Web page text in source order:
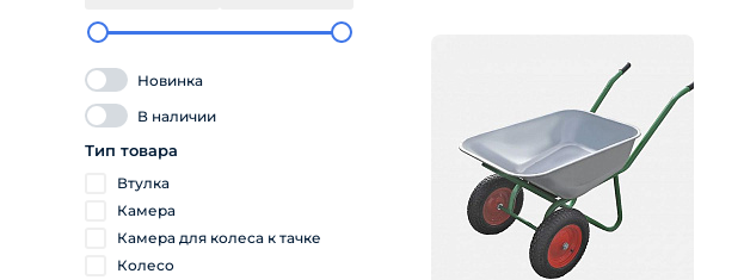
Новинка
В наличии
Тип товара
Втулка
Камера
Камера для колеса к тачке
Колесо